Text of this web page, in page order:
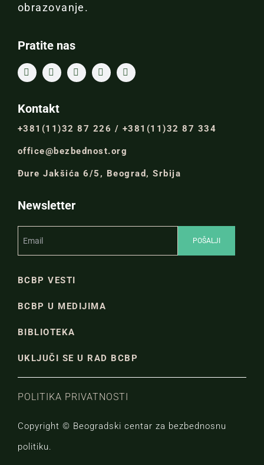
obrazovanje.
Pratite nas
Kontakt
+381(11)32 87 226 / +381(11)32 87 334
office@bezbednost.org
Đure Jakšića 6/5, Beograd, Srbija
Newsletter
BCBP VESTI
BCBP U MEDIJIMA
BIBLIOTEKA
UKLJUČI SE U RAD BCBP
POLITIKA PRIVATNOSTI
Copyright © Beogradski centar za bezbednosnu
politiku.